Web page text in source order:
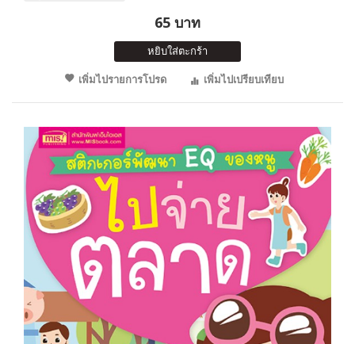
65 บาท
หยิบใส่ตะกร้า
เพิ่มไปรายการโปรด
เพิ่มไปเปรียบเทียบ